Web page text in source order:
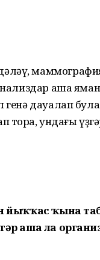
аша
дауалап
ундағы
йыҡҡас ҡына
аша ла